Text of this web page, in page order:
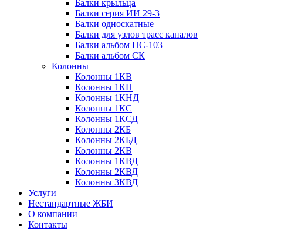
Балки крыльца
Балки серия ИИ 29-3
Балки односкатные
Балки для узлов трасс каналов
Балки альбом ПС-103
Балки альбом СК
Колонны
Колонны 1КВ
Колонны 1КН
Колонны 1КНД
Колонны 1КС
Колонны 1КСД
Колонны 2КБ
Колонны 2КБД
Колонны 2КВ
Колонны 1КВД
Колонны 2КВД
Колонны 3КВД
Услуги
Нестандартные ЖБИ
О компании
Контакты